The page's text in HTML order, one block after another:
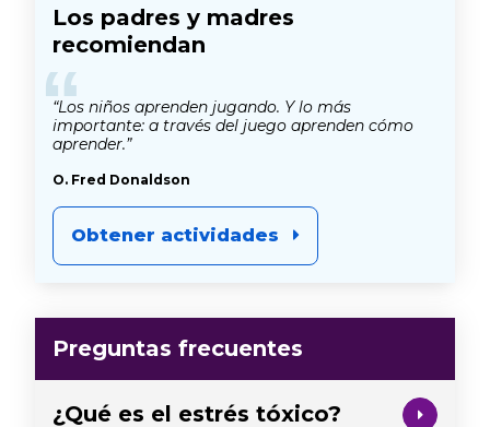
Los padres y madres
recomiendan
“
“Los niños aprenden jugando. Y lo más
importante: a través del juego aprenden cómo
aprender.”
O. Fred Donaldson
Obtener actividades
Preguntas frecuentes
¿Qué es el estrés tóxico?